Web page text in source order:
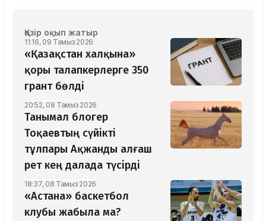
Қазір оқып жатыр
11:16, 09 Тамыз 2026
«Қазақстан халқына»
қоры талапкерлерге 350
грант бөлді
20:52, 08 Тамыз 2026
Танымал блогер
Тоқаевтың сүйікті
тұлпары Ақжанды алғаш
рет кең далада түсірді
18:37, 08 Тамыз 2026
«Астана» баскетбол
клубы жабыла ма?